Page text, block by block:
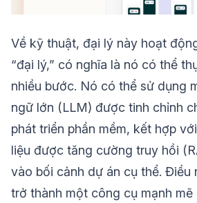
Về kỹ thuật, đại lý này hoạt
“đại lý,” có nghĩa là nó có thể
nhiều bước. Nó có thể sử dụng
ngữ lớn (LLM) được tinh chỉnh
phát triển phần mềm, kết hợp
liệu được tăng cường truy hồi
vào bối cảnh dự án cụ thể. Điều
trở thành một công cụ mạnh mẽ